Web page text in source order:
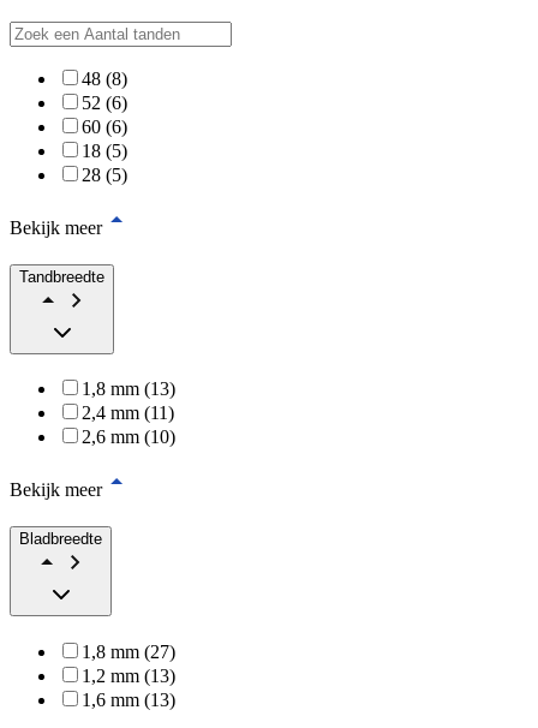
48 (8)
52 (6)
60 (6)
18 (5)
28 (5)
Bekijk meer
Tandbreedte
1,8 mm (13)
2,4 mm (11)
2,6 mm (10)
Bekijk meer
Bladbreedte
1,8 mm (27)
1,2 mm (13)
1,6 mm (13)